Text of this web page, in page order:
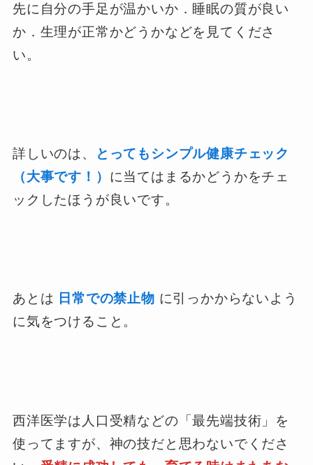
先に自分の手足が温かいか．睡眠の質が良い
か．生理が正常かどうかなどを見てくださ
い。
詳しいのは、
とってもシンプル健康チェック
（大事です！） に当てはまるかどうかをチェ
ックしたほうが良いです。
あとは 日常での禁止物 に引っかからないよう
に気をつけること。
西洋医学は人口受精などの「最先端技術」を
使ってますが、神の技だと思わないでくださ